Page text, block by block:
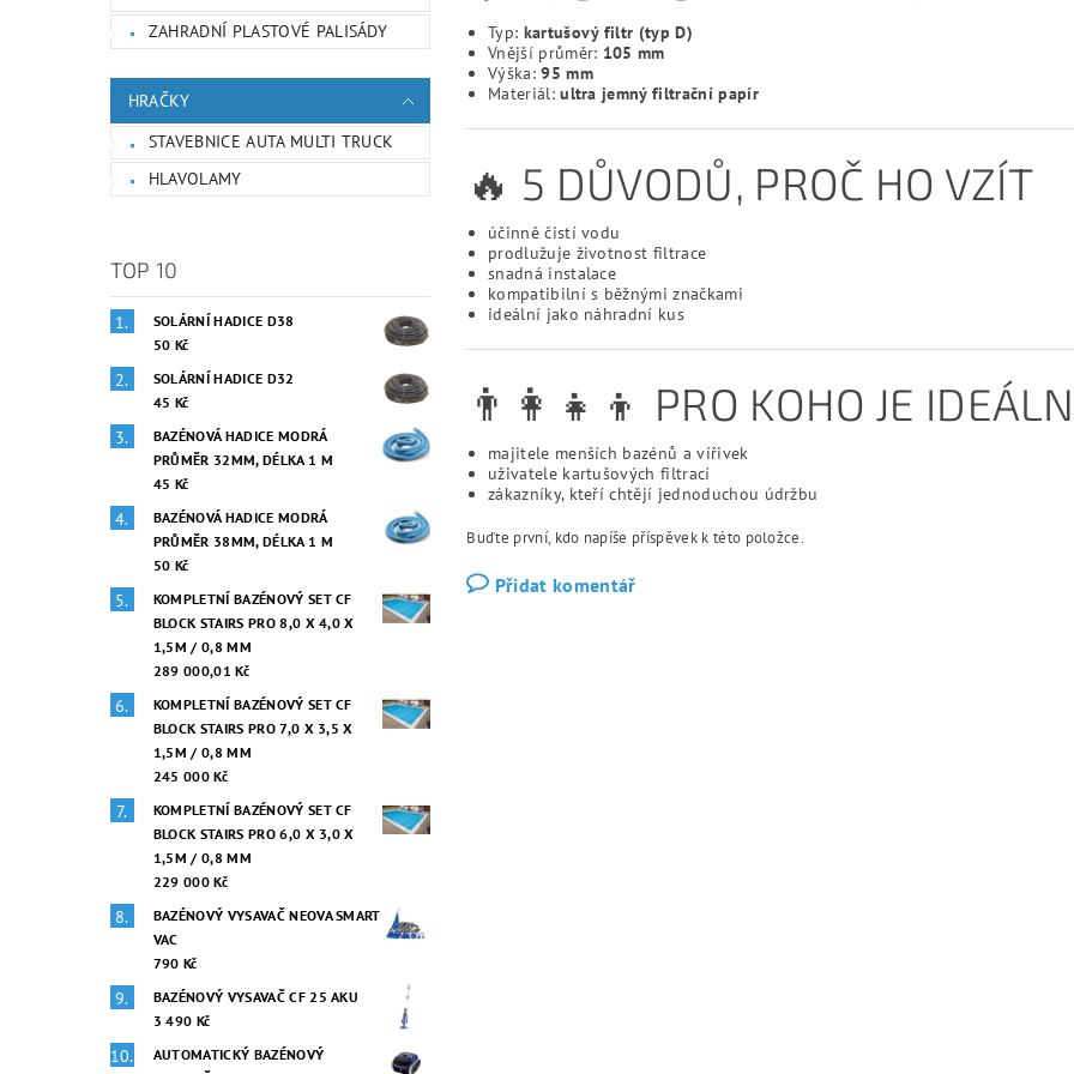
ZAHRADNÍ PLASTOVÉ PALISÁDY
HRAČKY
STAVEBNICE AUTA MULTI TRUCK
HLAVOLAMY
TOP 10
SOLÁRNÍ HADICE D38
50 Kč
SOLÁRNÍ HADICE D32
45 Kč
BAZÉNOVÁ HADICE MODRÁ
PRŮMĚR 32MM, DÉLKA 1 M
45 Kč
BAZÉNOVÁ HADICE MODRÁ
PRŮMĚR 38MM, DÉLKA 1 M
50 Kč
KOMPLETNÍ BAZÉNOVÝ SET CF
BLOCK STAIRS PRO 8,0 X 4,0 X
1,5M / 0,8 MM
289 000,01 Kč
KOMPLETNÍ BAZÉNOVÝ SET CF
BLOCK STAIRS PRO 7,0 X 3,5 X
1,5M / 0,8 MM
245 000 Kč
KOMPLETNÍ BAZÉNOVÝ SET CF
BLOCK STAIRS PRO 6,0 X 3,0 X
1,5M / 0,8 MM
229 000 Kč
BAZÉNOVÝ VYSAVAČ NEOVA SMART
VAC
790 Kč
BAZÉNOVÝ VYSAVAČ CF 25 AKU
3 490 Kč
AUTOMATICKÝ BAZÉNOVÝ
Typ: kartušový filtr (typ D)
Vnější průměr: 105 mm
Výška:95 mm
Materiál:ultra jemný filtrační papír
🔥 5 DŮVODŮ, PROČ HO VZÍT
účinně čistí vodu
prodlužuje životnost filtrace
snadná instalace
kompatibilní s běžnými značkami
ideální jako náhradní kus
👨‍👩‍👧‍👦 PRO KOHO JE
majitele menších bazénů a vířivek
uživatele kartušových filtrací
zákazníky, kteří chtějí jednoduchou údržbu
Buďte první, kdo napíše příspěvek k této položce.
Přidat komentář